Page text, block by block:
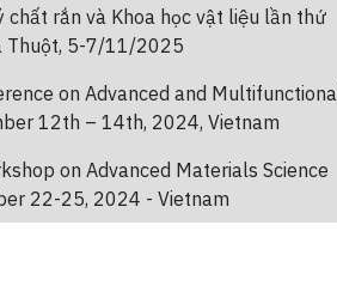
chất rắn và Khoa học vật liệu lần thứ
Thuột, 5-7/11/2025
on Advanced and
12th – 14th, 2024, Vietnam
on Advanced Materials Science
22-25, 2024 - Vietnam